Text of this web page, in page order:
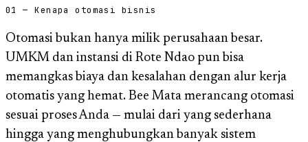
01 — Kenapa otomasi bisnis
Otomasi bukan hanya milik perusahaan besar.
UMKM dan instansi di Rote Ndao pun bisa
memangkas biaya dan kesalahan dengan alur kerja
otomatis yang hemat. Bee Mata merancang otomasi
sesuai proses Anda — mulai dari yang sederhana
hingga yang menghubungkan banyak sistem